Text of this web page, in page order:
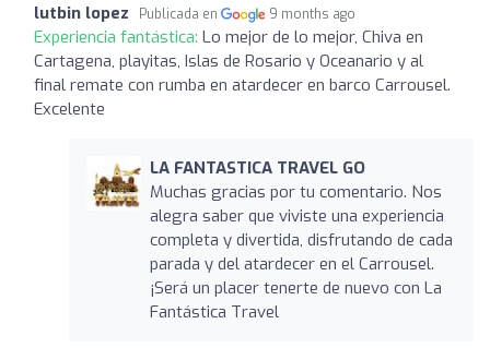
lutbin lopez Publicada en 9 months ago
Experiencia fantástica: Lo mejor de lo mejor, Chiva en
Cartagena, playitas, Islas de Rosario y Oceanario y al
final remate con rumba en atardecer en barco Carrousel.
Excelente
LA FANTASTICA TRAVEL GO
Muchas gracias por tu comentario. Nos
alegra saber que viviste una experiencia
completa y divertida, disfrutando de cada
parada y del atardecer en el Carrousel.
¡Será un placer tenerte de nuevo con La
Fantástica Travel